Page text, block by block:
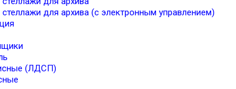
для архива (с электронным управлением)
(ЛДСП)